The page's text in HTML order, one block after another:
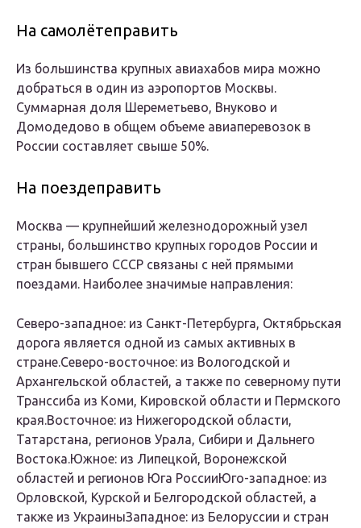
На самолётеправить
Из большинства крупных авиахабов мира можно
добраться в один из аэропортов Москвы.
Суммарная доля Шереметьево, Внуково и
Домодедово в общем объеме авиаперевозок в
России составляет свыше 50%.
На поездеправить
Москва — крупнейший железнодорожный узел
страны, большинство крупных городов России и
стран бывшего СССР связаны с ней прямыми
поездами. Наиболее значимые направления:
Северо-западное: из Санкт-Петербурга, Октябрьская
дорога является одной из самых активных в
стране.Северо-восточное: из Вологодской и
Архангельской областей, а также по северному пути
Транссиба из Коми, Кировской области и Пермского
края.Восточное: из Нижегородской области,
Татарстана, регионов Урала, Сибири и Дальнего
Востока.Южное: из Липецкой, Воронежской
областей и регионов Юга РоссииЮго-западное: из
Орловской, Курской и Белгородской областей, а
также из УкраиныЗападное: из Белоруссии и стран